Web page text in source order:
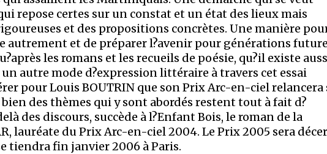
repose certes sur un constat et un état des lieux mais
et des propositions concrètes. Une manière
autrement et de préparer l?avenir pour générations
les romans et les recueils de poésie, qu?il existe
autre mode d?expression littéraire à travers cet essai
pour Louis BOUTRIN que son Prix Arc-en-ciel relancera
des thèmes qui y sont abordés restent tout à fait d?
des discours, succède à l?Enfant Bois, le roman de la
lauréate du Prix Arc-en-ciel 2004. Le Prix 2005 sera
tiendra fin janvier 2006 à Paris.